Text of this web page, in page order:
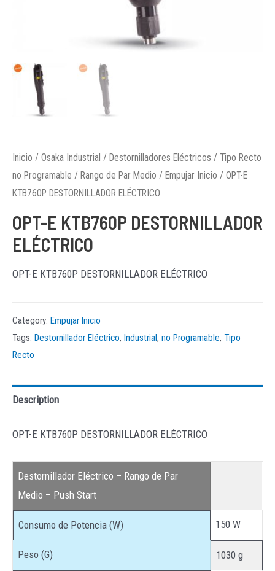
Inicio / Osaka Industrial / Destornilladores Eléctricos / Tipo Recto
no Programable / Rango de Par Medio / Empujar Inicio / OPT-E
KTB760P DESTORNILLADOR ELÉCTRICO
OPT-E KTB760P DESTORNILLADOR
ELÉCTRICO
OPT-E KTB760P DESTORNILLADOR ELÉCTRICO
Category: Empujar Inicio
Tags: Destornillador Eléctrico, Industrial, no Programable, Tipo
Recto
Description
OPT-E KTB760P DESTORNILLADOR ELÉCTRICO
Destornillador Eléctrico – Rango de Par
Medio – Push Start
Consumo de Potencia (W) 150 W
Peso (G) 1030 g